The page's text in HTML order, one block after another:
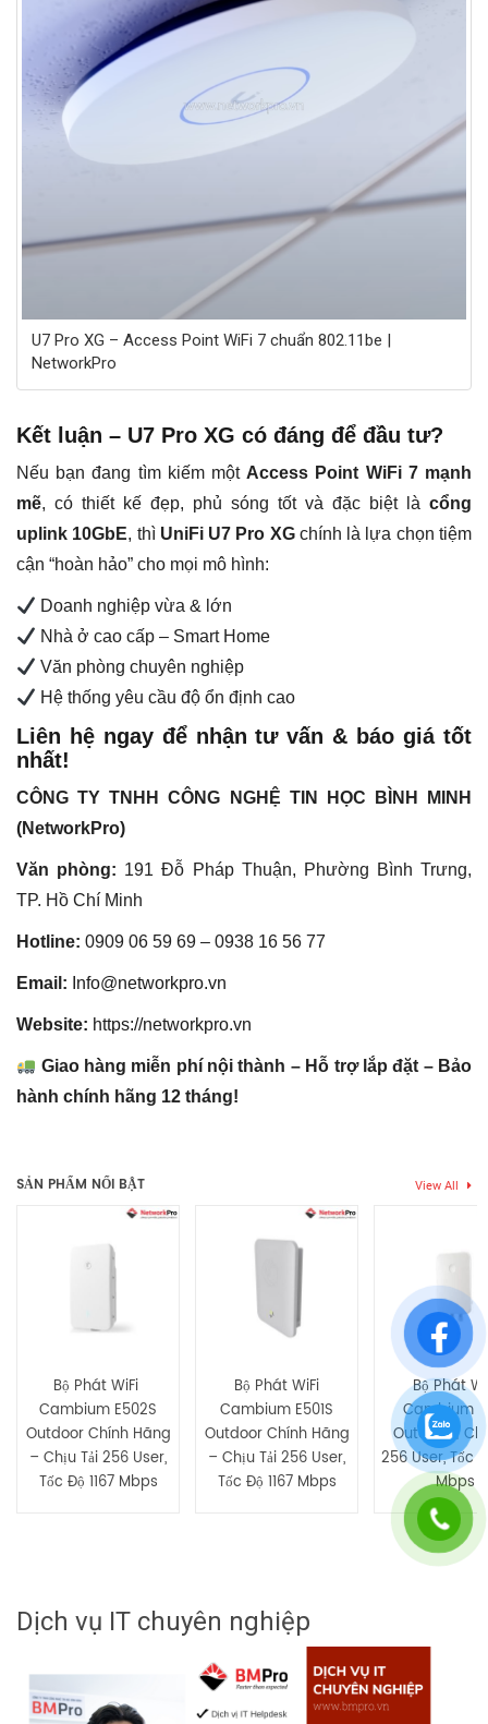
U7 Pro XG – Access Point WiFi 7 chuẩn 802.11be |
NetworkPro
Kết luận – U7 Pro XG có đáng để đầu tư?
Nếu bạn đang tìm kiếm một Access Point WiFi 7 mạnh
mẽ, có thiết kế đẹp, phủ sóng tốt và đặc biệt là cổng
uplink 10GbE, thì UniFi U7 Pro XGchính là lựa chọn tiệm
cận “hoàn hảo” cho mọi mô hình:
Doanh nghiệp vừa & lớn
Nhà ở cao cấp – Smart Home
Văn phòng chuyên nghiệp
Hệ thống yêu cầu độ ổn định cao
Liên hệ ngay để nhận tư vấn & báo giá tốt
nhất!
CÔNG TY TNHH CÔNG NGHỆ TIN HỌC BÌNH MINH
(NetworkPro)
Văn phòng: 191 Đỗ Pháp Thuận, Phường Bình Trưng,
TP. Hồ Chí Minh
Hotline: 0909 06 59 69 – 0938 16 56 77
Email: Info@networkpro.vn
Website: https://networkpro.vn
Giao hàng miễn phí nội thành – Hỗ trợ lắp đặt – Bảo
hành chính hãng 12 tháng!
Hãy là người đầu tiên nhận xét “Bộ phát wifi UniFi U7 Pro XG –
Chuẩn WiFi 7 BE, Chịu tải 300+ User”
bđăng nhập để gửi đánh giá.
SẢN PHẨM NỔI BẬT View All
​Bộ Phát WiFi ​
Cambium E502S
Outdoor Chính Hãng
– Chịu Tải 256 User,
Tốc Độ 1167 Mbps
Bộ Phát WiFi
Cambium E501S
Outdoor Chính Hãng
– Chịu Tải 256 User,
Tốc Độ 1167 Mbps
​Bộ Phát
Cambium
Outdoor |
256 User, Tốc
Mbps
Dịch vụ IT chuyên nghiệp